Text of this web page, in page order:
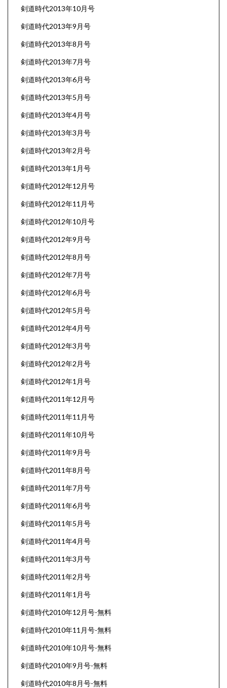
剣道時代2013年10月号
剣道時代2013年9月号
剣道時代2013年8月号
剣道時代2013年7月号
剣道時代2013年6月号
剣道時代2013年5月号
剣道時代2013年4月号
剣道時代2013年3月号
剣道時代2013年2月号
剣道時代2013年1月号
剣道時代2012年12月号
剣道時代2012年11月号
剣道時代2012年10月号
剣道時代2012年9月号
剣道時代2012年8月号
剣道時代2012年7月号
剣道時代2012年6月号
剣道時代2012年5月号
剣道時代2012年4月号
剣道時代2012年3月号
剣道時代2012年2月号
剣道時代2012年1月号
剣道時代2011年12月号
剣道時代2011年11月号
剣道時代2011年10月号
剣道時代2011年9月号
剣道時代2011年8月号
剣道時代2011年7月号
剣道時代2011年6月号
剣道時代2011年5月号
剣道時代2011年4月号
剣道時代2011年3月号
剣道時代2011年2月号
剣道時代2011年1月号
剣道時代2010年12月号-無料
剣道時代2010年11月号-無料
剣道時代2010年10月号-無料
剣道時代2010年9月号-無料
剣道時代2010年8月号-無料